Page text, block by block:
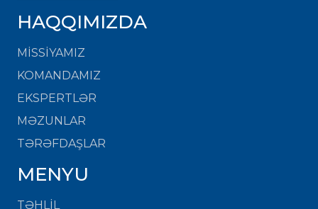
HAQQIMIZDA
MISSIYAMIZ
KOMANDAMIZ
EKSPERTLƏR
MƏZUNLAR
TƏRƏFDAŞLAR
MENYU
TƏHLİL